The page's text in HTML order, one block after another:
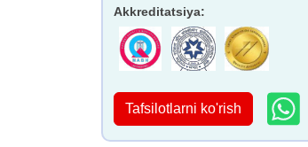
Akkreditatsiya:
Tafsilotlarni ko'rish